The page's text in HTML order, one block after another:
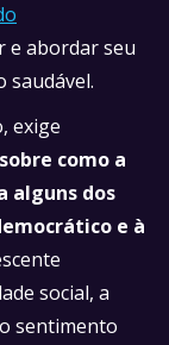
e abordar seu
saudável.
exige
como a
alguns dos
e à
social, a
sentimento